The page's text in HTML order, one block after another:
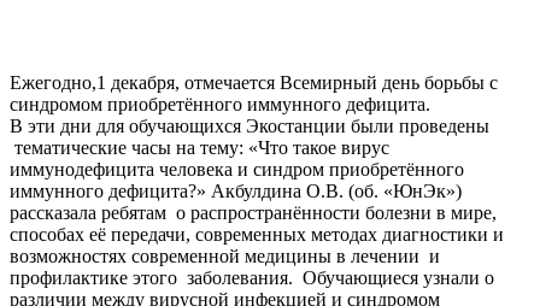
Ежегодно,1 декабря, отмечается Всемирный день борьбы с
синдромом приобретённого иммунного дефицита.
В эти дни для обучающихся Экостанции были проведены
тематические часы на тему: «Что такое вирус
иммунодефицита человека и синдром приобретённого
иммунного дефицита?» Акбулдина О.В. (об. «ЮнЭк»)
рассказала ребятам о распространённости болезни в мире,
способах её передачи, современных методах диагностики и
возможностях современной медицины в лечении и
профилактике этого заболевания. Обучающиеся узнали о
различии между вирусной инфекцией и синдромом